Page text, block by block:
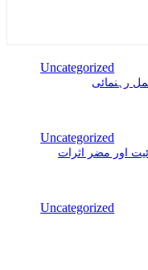
Uncategorized
رہنمائی
Uncategorized
اور مضر اثرات
Uncategorized